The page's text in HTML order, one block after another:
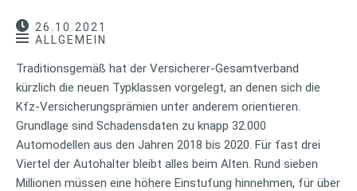
26.10.2021
ALLGEMEIN
Traditionsgemäß hat der Versicherer-Gesamtverband
kürzlich die neuen Typklassen vorgelegt, an denen sich die
Kfz-Versicherungsprämien unter anderem orientieren.
Grundlage sind Schadensdaten zu knapp 32.000
Automodellen aus den Jahren 2018 bis 2020. Für fast drei
Viertel der Autohalter bleibt alles beim Alten. Rund sieben
Millionen müssen eine höhere Einstufung hinnehmen, für über